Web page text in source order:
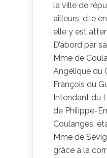
la ville de
ailleurs, elle
elle y est
D’abord par
Mme de
Angélique du
François du
Intendant du
de Philippe-
Coulanges,
Mme de
grâce à la